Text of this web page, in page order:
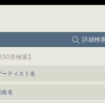
詳細検
50音検索】
ーティスト名
曲名